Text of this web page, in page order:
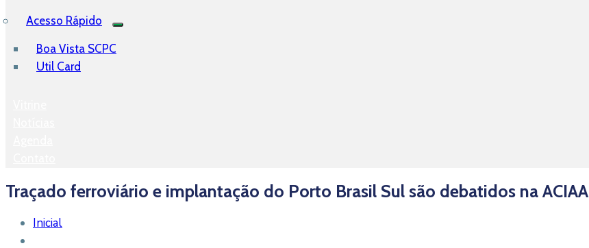
Acesso Rápido
Boa Vista SCPC
Util Card
Traçado ferroviário e implantação do Porto Brasil Sul são debatidos na ACIAA
Inicial